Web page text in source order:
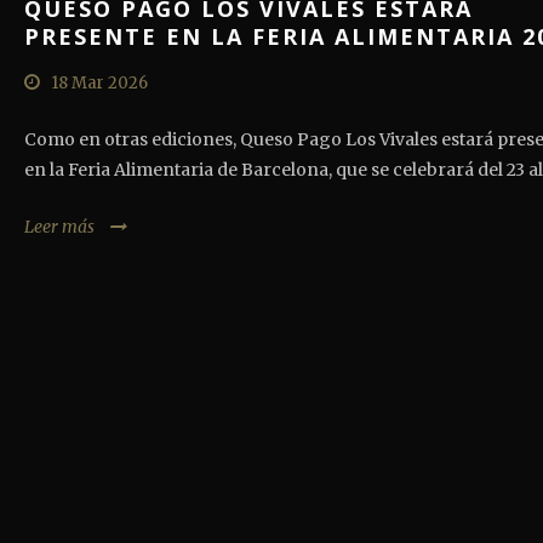
QUESO PAGO LOS VIVALES ESTARÁ
PRESENTE EN LA FERIA ALIMENTARIA
18 Mar 2026
Como en otras ediciones, Queso Pago Los Vivales estará
en la Feria Alimentaria de Barcelona, que se celebrará del 23
Leer más